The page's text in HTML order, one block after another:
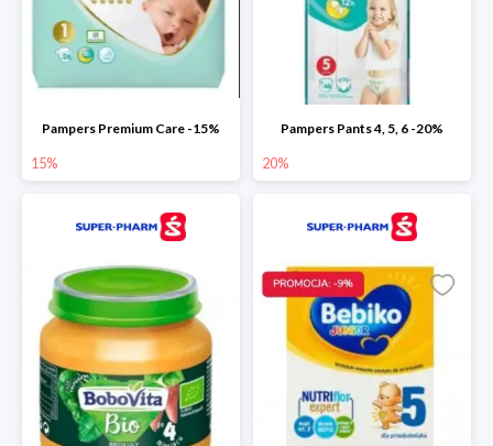
Pampers Premium Care -15%
15%
Pampers Pants 4, 5, 6 -20%
20%